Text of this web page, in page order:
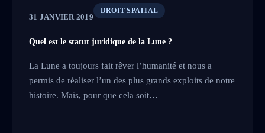
31 JANVIER 2019
DROIT SPATIAL
Quel est le statut juridique de la Lune ?
La Lune a toujours fait rêver l’humanité et nous a
permis de réaliser l’un des plus grands exploits de notre
histoire. Mais, pour que cela soit…